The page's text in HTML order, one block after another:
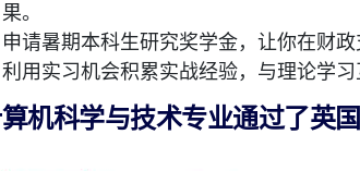
果。
申请暑期本科生研究奖学金，让你在财政
利用实习机会积累实战经验，与理论学
机科学与技术专业通过了英